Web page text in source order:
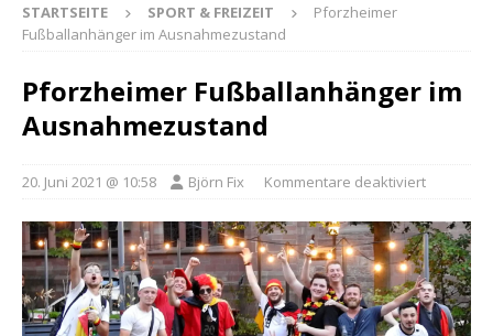
STARTSEITE SPORT & FREIZEIT
Pforzheimer
Fußballanhänger im Ausnahmezustand
Pforzheimer Fußballanhänger im
Ausnahmezustand
20. Juni 2021 @ 10:58 Björn Fix Kommentare deaktiviert